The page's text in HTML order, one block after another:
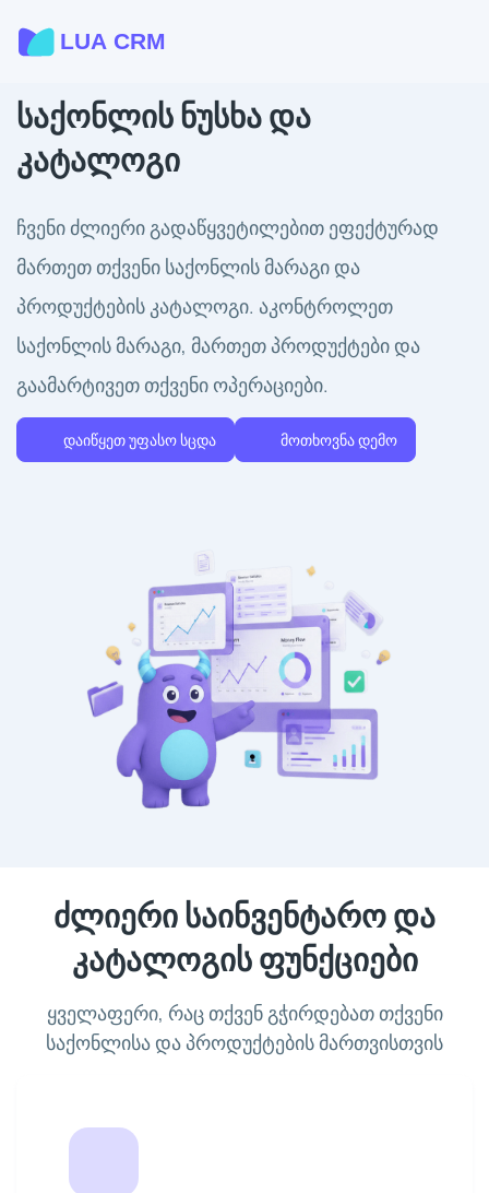
საქონლის ნუსხა და
კატალოგი
ჩვენი ძლიერი გადაწყვეტილებით ეფექტურად
მართეთ თქვენი საქონლის მარაგი და
პროდუქტების კატალოგი. აკონტროლეთ
საქონლის მარაგი, მართეთ პროდუქტები და
გაამარტივეთ თქვენი ოპერაციები.
დაიწყეთ უფასო სცდა მოთხოვნა დემო
ძლიერი საინვენტარო და
კატალოგის ფუნქციები
ყველაფერი, რაც თქვენ გჭირდებათ თქვენი
საქონლისა და პროდუქტების მართვისთვის